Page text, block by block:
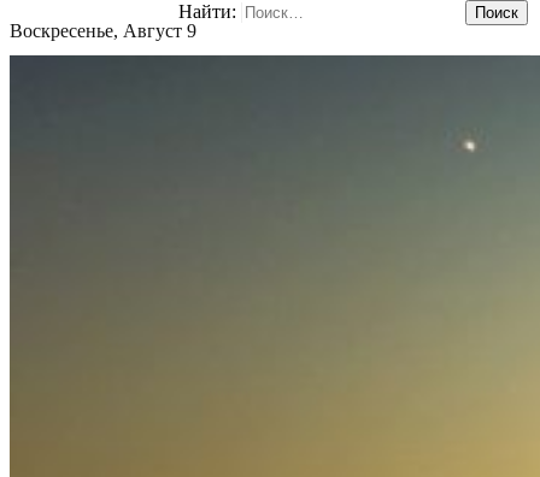
Воскресенье, Август 9
Найти: